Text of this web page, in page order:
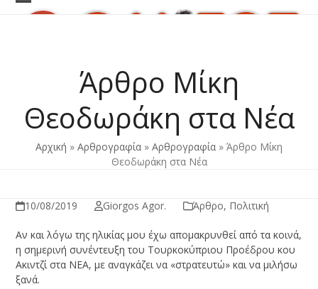
Skip
Open
Close
Άρθρο Μίκη
Θεοδωράκη στα Νέα
Αρχική » Αρθρογραφία » Αρθρογραφία » Άρθρο Μίκη
Θεοδωράκη στα Νέα
10/08/2019 Giorgos Agor. Άρθρο, Πολιτική
Αν και λόγω της ηλικίας μου έχω απομακρυνθεί από τα κοινά,
η σημερινή συνέντευξη του Τουρκοκύπριου Προέδρου κου
Ακιντζί στα ΝΕΑ, με αναγκάζει να «στρατευτώ» και να μιλήσω
ξανά.